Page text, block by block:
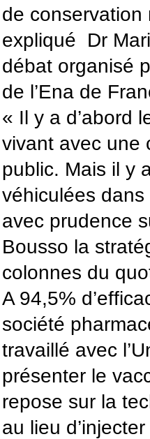
de
expliqué Dr
débat organisé
de l’Ena de
« Il y a d’abord
vivant avec une
public. Mais il y
véhiculées dans
avec prudence
Bousso la
colonnes du
A 94,5%
société
travaillé avec
présenter le
repose sur la
au lieu